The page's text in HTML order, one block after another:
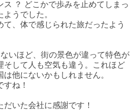
ス ？ どこかで歩みを止めてしまっ
ようでした。
て、体で感じられた旅だったよう
いほど、街の景色が違って特色が
そして人も空気も違う。これほど
他にないかもしれません。
すね！
いた会社に感謝です！